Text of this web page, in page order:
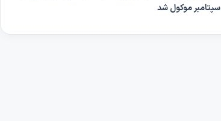
سپتامبر موکول شد